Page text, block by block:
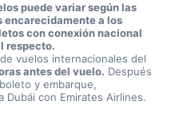
puede variar según las
encarecidamente a los
con conexión nacional
respecto.
vuelos internacionales del
antes del vuelo. Después
y embarque,
Dubái con Emirates Airlines.